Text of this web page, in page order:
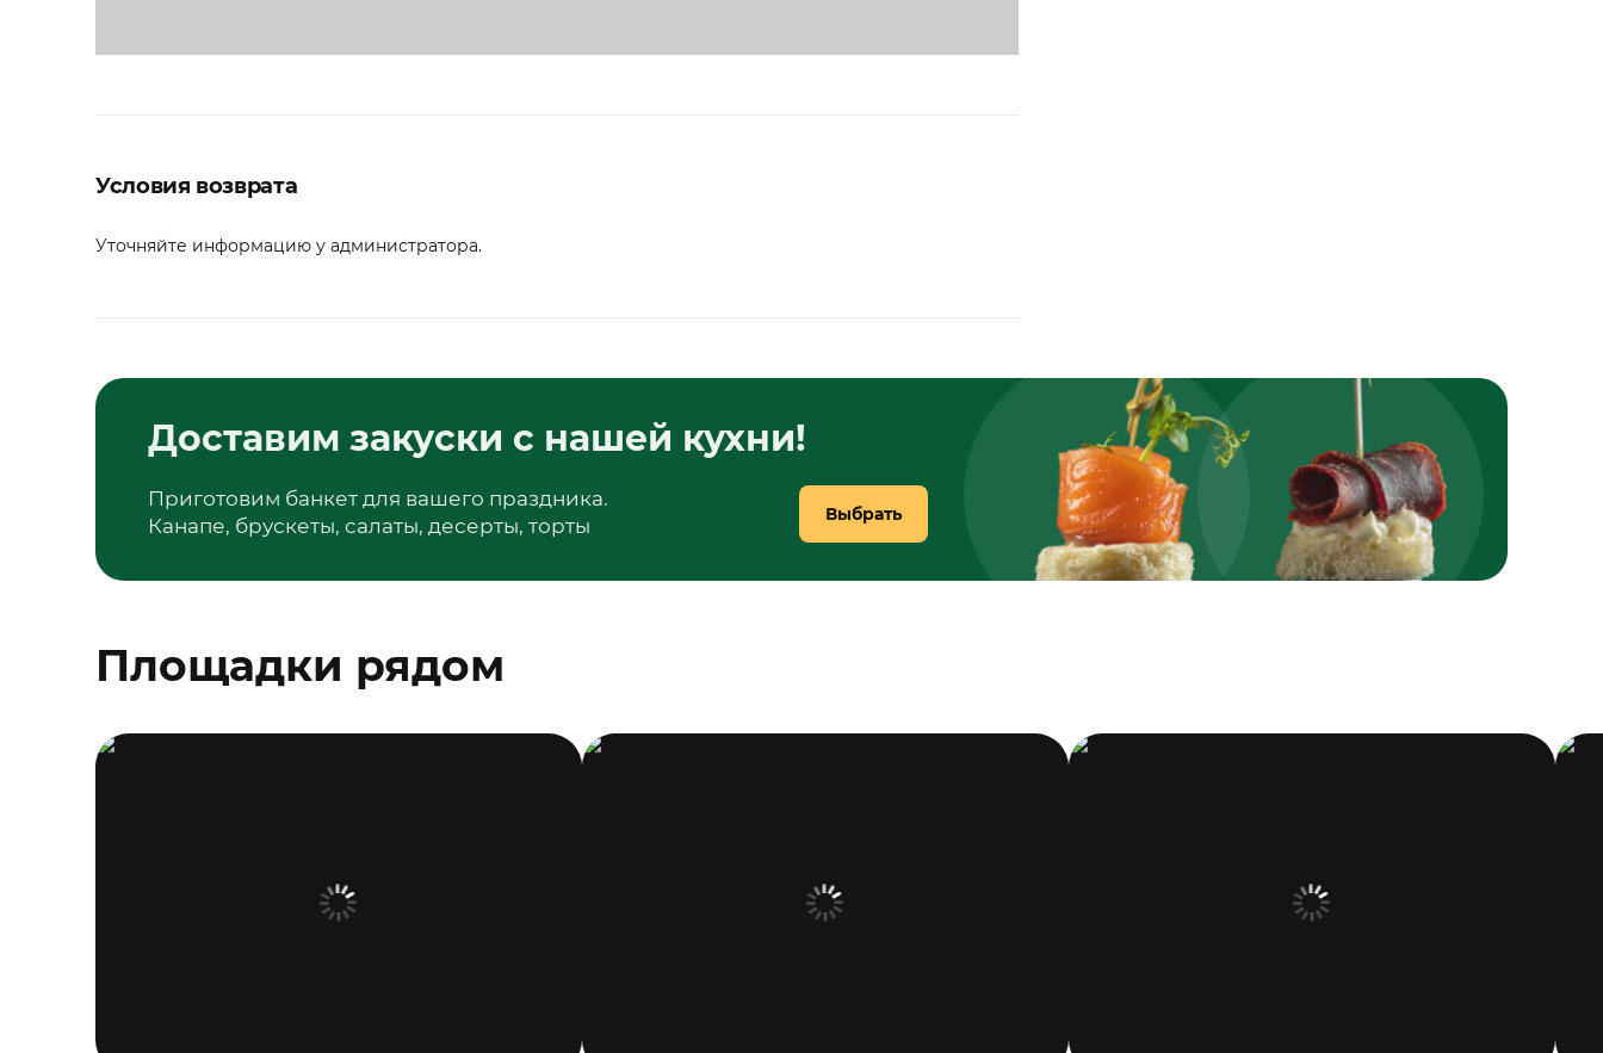
Условия возврата
Уточняйте информацию у администратора.
Доставим закуски с нашей кухни!
Приготовим банкет для вашего праздника.
Канапе, брускеты, салаты, десерты, торты
Выбрать
Площадки рядом